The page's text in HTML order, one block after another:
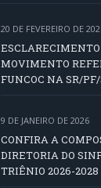
20 DE FEVEREIRO DE
ESCLARECIMENTO
MOVIMENTO
FUNCOC NA SR/PF/
9 DE JANEIRO DE 2026
CONFIRA A
DIRETORIA DO
TRIÊNIO 2026-2028